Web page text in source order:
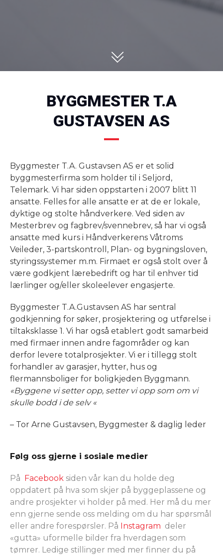
BYGGMESTER T.A
GUSTAVSEN AS
Byggmester T.A. Gustavsen AS er et solid
byggmesterfirma som holder til i Seljord,
Telemark. Vi har siden oppstarten i 2007 blitt 11
ansatte. Felles for alle ansatte er at de er lokale,
dyktige og stolte håndverkere. Ved siden av
Mesterbrev og fagbrev/svennebrev, så har vi også
ansatte med kurs i Håndverkerens Våtroms
Veileder, 3-partskontroll, Plan- og bygningsloven,
styringssystemer m.m. Firmaet er også stolt over å
være godkjent lærebedrift og har til enhver tid
lærlinger og/eller skoleelever engasjerte.
Byggmester T.A.Gustavsen AS har sentral
godkjenning for søker, prosjektering og utførelse i
tiltaksklasse 1. Vi har også etablert godt samarbeid
med firmaer innen andre fagområder og kan
derfor levere totalprosjekter. Vi er i tillegg stolt
forhandler av garasjer, hytter, hus og
flermannsboliger for boligkjeden Byggmann.
«Byggene vi setter opp, setter vi opp som om vi
skulle bodd i de selv «
– Tor Arne Gustavsen, Byggmester & daglig leder
Følg oss gjerne i sosiale medier
På Facebook siden vår kan du holde deg
oppdatert på hva som skjer på byggeplassene og
andre prosjekter vi holder på med. Her må du mer
enn gjerne sende oss melding om du har spørsmål
eller andre forespørsler. På Instagram deler
«gutta» uformelle bilder fra hverdagen som
tømrer. Ledige stillinger med mer finner du på